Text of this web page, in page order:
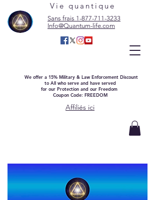
Vie quantique
Sans frais 1-877-711-3233
Info@Quantum-life.com
We offer a 15% Military & Law Enforcement Discount
to All who serve and have served
for our Protection and our Freedom
Coupon Code: FREEDOM
Affiliés ici